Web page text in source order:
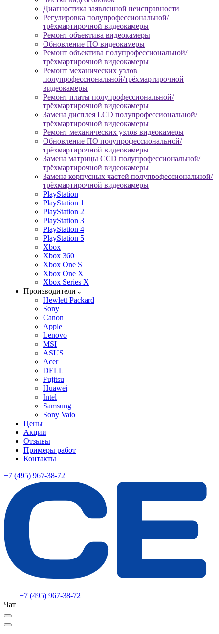
Диагностика заявленной неисправности
Регулировка полупрофессиональной/
трёхмартирочной видеокамеры
Ремонт объектива видеокамеры
Обновление ПО видеокамеры
Ремонт объектива полупрофессиональной/
трёхмартирочной видеокамеры
Ремонт механических узлов
полупрофессиональной/трёхмартирочной
видеокамеры
Ремонт платы полупрофессиональной/
трёхмартирочной видеокамеры
Замена дисплея LCD полупрофессиональной/
трёхмартирочной видеокамеры
Ремонт механических узлов видеокамеры
Обновление ПО полупрофессиональной/
трёхмартирочной видеокамеры
Замена матрицы CCD полупрофессиональной/
трёхмартирочной видеокамеры
Замена корпусных частей полупрофессиональной/
трёхмартирочной видеокамеры
PlayStation
PlayStation 1
PlayStation 2
PlayStation 3
PlayStation 4
PlayStation 5
Xbox
Xbox 360
Xbox One S
Xbox One X
Xbox Series X
Производители
Hewlett Packard
Sony
Canon
Apple
Lenovo
MSI
ASUS
Acer
DELL
Fujitsu
Huawei
Intel
Samsung
Sony Vaio
Цены
Акции
Отзывы
Примеры работ
Контакты
+7 (495) 967-38-72
+7 (495) 967-38-72
Чат